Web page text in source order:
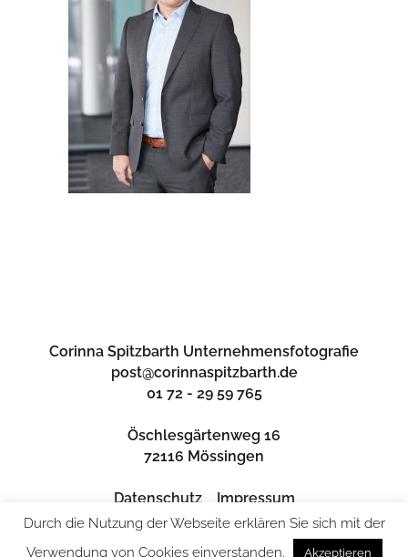
Corinna Spitzbarth Unternehmensfotografie
post@corinnaspitzbarth.de
01 72 - 29 59 765
Öschlesgärtenweg 16
72116 Mössingen
Datenschutz Impressum
Durch die Nutzung der Webseite erklären Sie sich mit der
Verwendung von Cookies einverstanden.
Akzeptieren